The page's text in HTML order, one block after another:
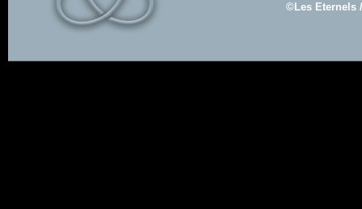
©Les Eternels